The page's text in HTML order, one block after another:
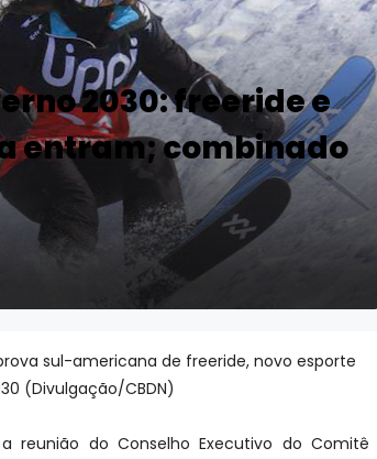
2030: freeride e
entram; combinado
sul-americana de freeride, novo esporte
(Divulgação/CBDN)
reunião do Conselho Executivo do Comitê